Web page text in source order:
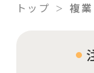
トップ 複業